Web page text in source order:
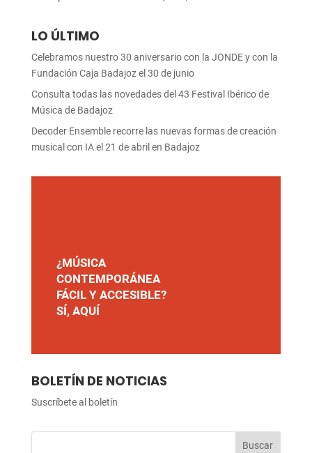
LO ÚLTIMO
Celebramos nuestro 30 aniversario con la JONDE y con la
Fundación Caja Badajoz el 30 de junio
Consulta todas las novedades del 43 Festival Ibérico de
Música de Badajoz
Decoder Ensemble recorre las nuevas formas de creación
musical con IA el 21 de abril en Badajoz
¿MÚSICA
CONTEMPORÁNEA
FÁCIL Y ACCESIBLE?
SÍ, AQUÍ
BOLETÍN DE NOTICIAS
Suscríbete al boletín